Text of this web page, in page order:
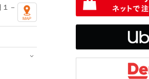
－